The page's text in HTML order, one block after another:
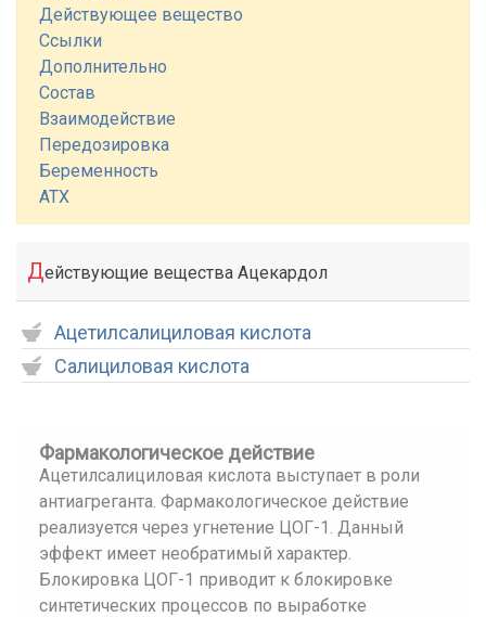
Действующее вещество
Ссылки
Дополнительно
Состав
Взаимодействие
Передозировка
Беременность
АТХ
Действующие вещества Ацекардол
Ацетилсалициловая кислота
Салициловая кислота
Фармакологическое действие
Ацетилсалициловая кислота выступает в роли
антиагреганта. Фармакологическое действие
реализуется через угнетение ЦОГ-1. Данный
эффект имеет необратимый характер.
Блокировка ЦОГ-1 приводит к блокировке
синтетических процессов по выработке